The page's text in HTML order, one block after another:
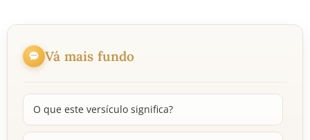
Vá mais fundo
O que este versículo significa?